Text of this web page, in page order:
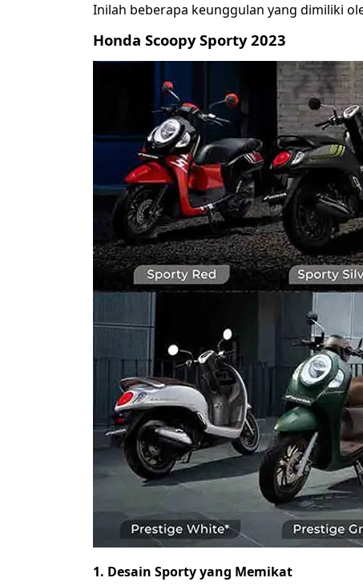
Inilah beberapa keunggulan yang dimiliki
Honda Scoopy Sporty 2023
1. Desain Sporty yang Memikat